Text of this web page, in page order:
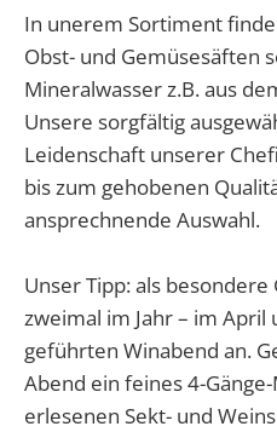
In unerem Sortiment
Obst- und Gemüsesäften
Mineralwasser z.B. aus
Unsere sorgfältig
Leidenschaft unserer
bis zum gehobenen
ansprechnende Auswahl.
Unser Tipp: als
zweimal im Jahr – im
geführten Winabend an.
Abend ein feines 4-
erlesenen Sekt- und